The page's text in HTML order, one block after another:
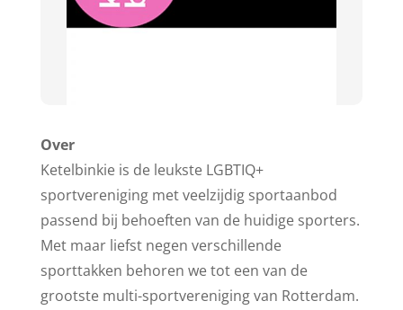
Over
Ketelbinkie is de leukste LGBTIQ+
sportvereniging met veelzijdig sportaanbod
passend bij behoeften van de huidige sporters.
Met maar liefst negen verschillende
sporttakken behoren we tot een van de
grootste multi-sportvereniging van Rotterdam.